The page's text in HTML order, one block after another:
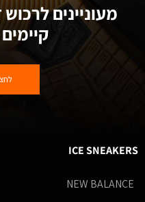
מעוניינים
ICE SNEAKERS
NEW BALANCE